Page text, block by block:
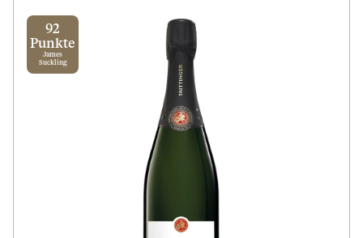
92
Punkte
James
Suckling